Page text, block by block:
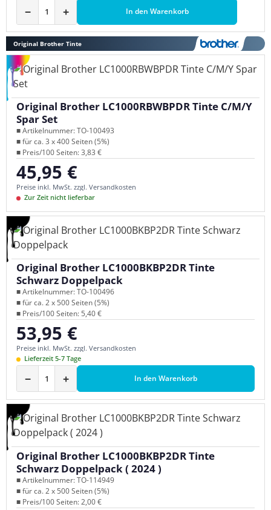
− + In den Warenkorb
Original Brother Tinte
Original Brother LC1000RBWBPDR Tinte C/M/Y
Spar Set
■ Artikelnummer: TO-100493
■ für ca. 3 x 400 Seiten (5%)
■ Preis/100 Seiten: 3,83 €
Regulärer Preis:
45,95 €
Preise inkl. MwSt. zzgl. Versandkosten
Zur Zeit nicht lieferbar
Original Brother LC1000BKBP2DR Tinte
Schwarz Doppelpack
■ Artikelnummer: TO-100496
■ für ca. 2 x 500 Seiten (5%)
■ Preis/100 Seiten: 5,40 €
Regulärer Preis:
53,95 €
Preise inkl. MwSt. zzgl. Versandkosten
Lieferzeit 5-7 Tage
− + In den Warenkorb
Original Brother LC1000BKBP2DR Tinte
Schwarz Doppelpack ( 2024 )
■ Artikelnummer: TO-114949
■ für ca. 2 x 500 Seiten (5%)
■ Preis/100 Seiten: 2,00 €